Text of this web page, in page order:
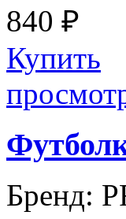
840 ₽
Купить
Бренд: